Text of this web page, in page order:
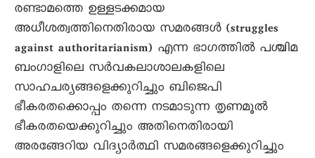
രണ്ടാമത്തെ ഉള്ളടക്കമായ
അധീശത്വത്തിനെതിരായ സമരങ്ങള്‍ (struggles
against authoritarianism) എന്ന ഭാഗത്തില്‍ പശ്ചിമ
ബംഗാളിലെ സര്‍വകലാശാലകളിലെ
സാഹചര്യങ്ങളെക്കുറിച്ചും ബിജെപി
ഭീകരതക്കൊപ്പം തന്നെ നടമാടുന്ന തൃണമൂല്‍
ഭീകരതയെക്കുറിച്ചും അതിനെതിരായി
അരങ്ങേറിയ വിദ്യാര്‍ത്ഥി സമരങ്ങളെക്കുറിച്ചും